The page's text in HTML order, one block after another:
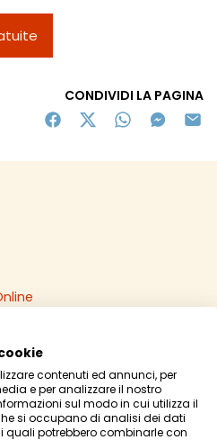
CONDIVIDI LA PAGINA
contenuti ed annunci, per
e per analizzare il nostro
sul modo in cui utilizza il
si occupano di analisi dei dati
quali potrebbero combinarle con